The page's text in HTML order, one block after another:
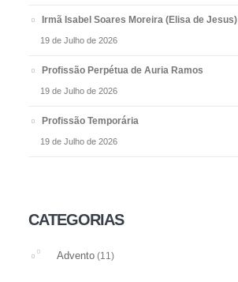
Irmã Isabel Soares Moreira (Elisa de Jesus)
19 de Julho de 2026
Profissão Perpétua de Auria Ramos
19 de Julho de 2026
Profissão Temporária
19 de Julho de 2026
CATEGORIAS
Advento (11)